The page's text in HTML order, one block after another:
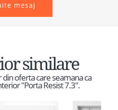
mesaj
similare
din oferta care seamana ca
"Porta Resist 7.3".